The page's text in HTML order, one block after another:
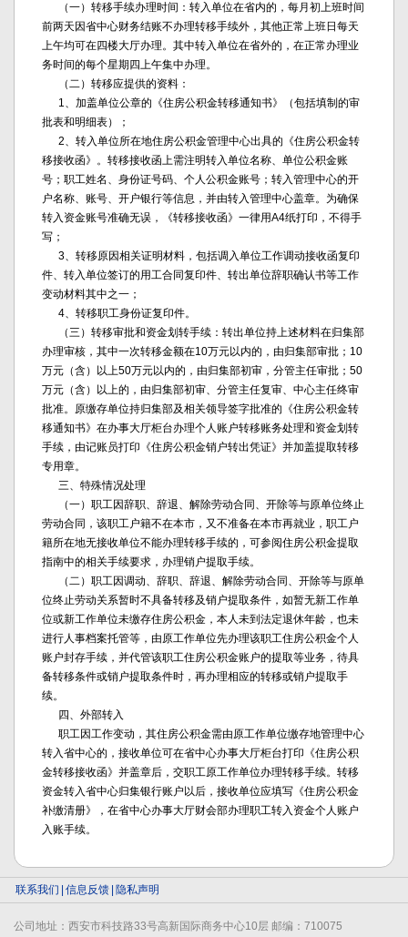
（一）转移手续办理时间：转入单位在省内的，每月初上班时间
前两天因省中心财务结账不办理转移手续外，其他正常上班日每天
上午均可在四楼大厅办理。其中转入单位在省外的，在正常办理业
务时间的每个星期四上午集中办理。
（二）转移应提供的资料：
1、加盖单位公章的《住房公积金转移通知书》（包括填制的审
批表和明细表）；
2、转入单位所在地住房公积金管理中心出具的《住房公积金转
移接收函》。转移接收函上需注明转入单位名称、单位公积金账
号；职工姓名、身份证号码、个人公积金账号；转入管理中心的开
户名称、账号、开户银行等信息，并由转入管理中心盖章。为确保
转入资金账号准确无误，《转移接收函》一律用A4纸打印，不得手
写；
3、转移原因相关证明材料，包括调入单位工作调动接收函复印
件、转入单位签订的用工合同复印件、转出单位辞职确认书等工作
变动材料其中之一；
4、转移职工身份证复印件。
（三）转移审批和资金划转手续：转出单位持上述材料在归集部
办理审核，其中一次转移金额在10万元以内的，由归集部审批；10
万元（含）以上50万元以内的，由归集部初审，分管主任审批；50
万元（含）以上的，由归集部初审、分管主任复审、中心主任终审
批准。原缴存单位持归集部及相关领导签字批准的《住房公积金转
移通知书》在办事大厅柜台办理个人账户转移账务处理和资金划转
手续，由记账员打印《住房公积金销户转出凭证》并加盖提取转移
专用章。
三、特殊情况处理
（一）职工因辞职、辞退、解除劳动合同、开除等与原单位终止
劳动合同，该职工户籍不在本市，又不准备在本市再就业，职工户
籍所在地无接收单位不能办理转移手续的，可参阅住房公积金提取
指南中的相关手续要求，办理销户提取手续。
（二）职工因调动、辞职、辞退、解除劳动合同、开除等与原单
位终止劳动关系暂时不具备转移及销户提取条件，如暂无新工作单
位或新工作单位未缴存住房公积金，本人未到法定退休年龄，也未
进行人事档案托管等，由原工作单位先办理该职工住房公积金个人
账户封存手续，并代管该职工住房公积金账户的提取等业务，待具
备转移条件或销户提取条件时，再办理相应的转移或销户提取手
续。
四、外部转入
职工因工作变动，其住房公积金需由原工作单位缴存地管理中心
转入省中心的，接收单位可在省中心办事大厅柜台打印《住房公积
金转移接收函》并盖章后，交职工原工作单位办理转移手续。转移
资金转入省中心归集银行账户以后，接收单位应填写《住房公积金
补缴清册》，在省中心办事大厅财会部办理职工转入资金个人账户
入账手续。
联系我们 信息反馈 隐私声明
公司地址：西安市科技路33号高新国际商务中心10层 邮编：710075